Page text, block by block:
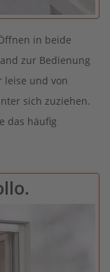
in beide
zur Bedienung
leise und von
sich zuziehen.
das häufig